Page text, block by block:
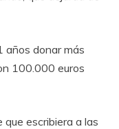
años donar más
100.000 euros
que escribiera a las